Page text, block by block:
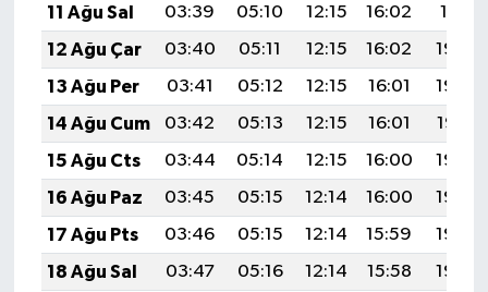
11 Ağu Sal
03:39 05:10 12:15 16:02
19:11
12 Ağu Çar
03:40 05:11 12:15 16:02
19:09
13 Ağu Per
03:41 05:12 12:15 16:01
19:08
14 Ağu Cum
03:42 05:13 12:15 16:01
19:07
15 Ağu Cts
03:44 05:14 12:15 16:00
19:06
16 Ağu Paz
03:45 05:15 12:14 16:00
19:04
17 Ağu Pts
03:46 05:15 12:14 15:59
19:03
18 Ağu Sal
03:47 05:16 12:14 15:58
19:02